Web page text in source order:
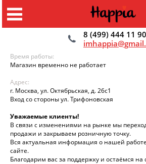
8 (499) 444 11 90
Время работы:
Магазин временно не работает
Адрес:
г. Москва, ул. Октябрьская, д. 26с1
Вход со стороны ул. Трифоновская
Уважаемые клиенты!
В связи с изменениями на рынке мы
продажи и закрываем розничную точку.
Вся актуальная информация о нашей
сайте.
Благодарим вас за поддержку и остаёмся на